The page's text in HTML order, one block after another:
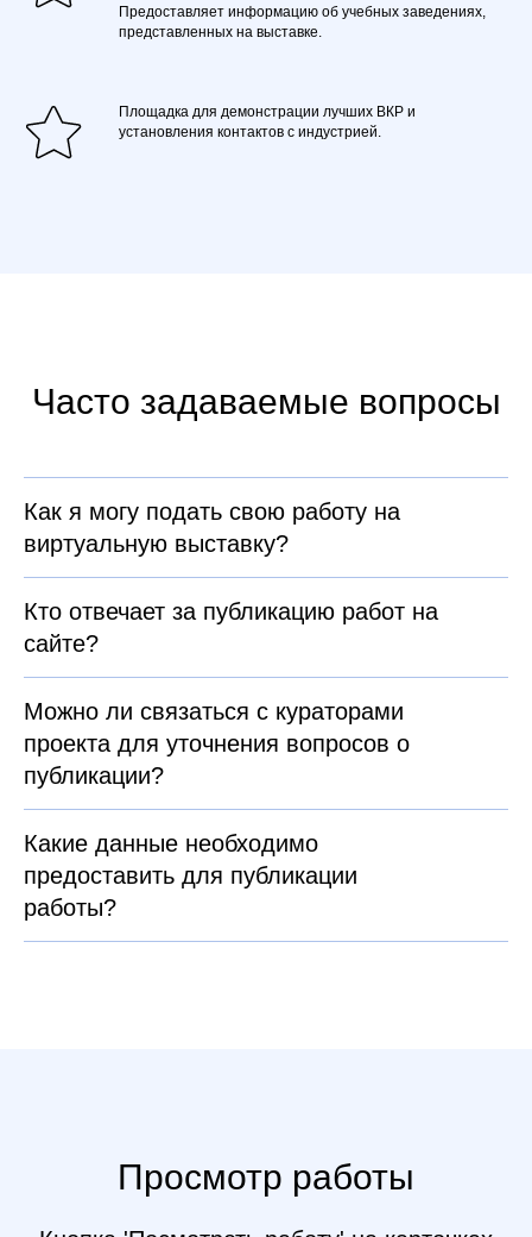
Предоставляет информацию об учебных заведениях,
представленных на выставке.
Площадка для демонстрации лучших ВКР и
установления контактов с индустрией.
Часто задаваемые вопросы
Как я могу подать свою работу на
виртуальную выставку?
Кто отвечает за публикацию работ на
сайте?
Можно ли связаться с кураторами
проекта для уточнения вопросов о
публикации?
Какие данные необходимо
предоставить для публикации
работы?
Просмотр работы